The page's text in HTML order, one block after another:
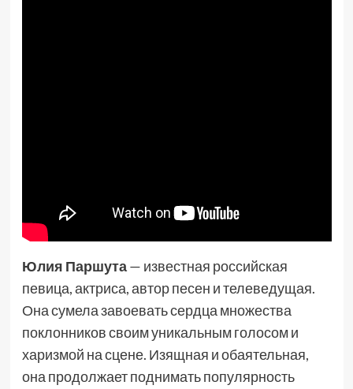
Юлия Паршута— известная российская
певица, актриса, автор песен и телеведущая.
Она сумела завоевать сердца множества
поклонников своим уникальным голосом и
харизмой на сцене. Изящная и обаятельная,
она продолжает поднимать популярность